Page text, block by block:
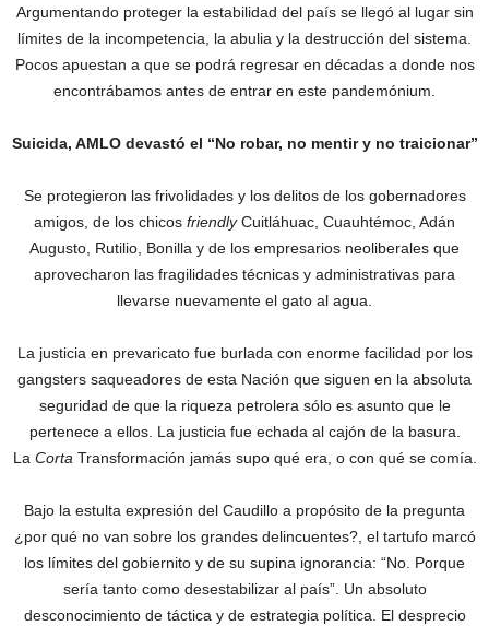
Argumentando proteger la estabilidad del país se llegó al lugar sin
límites de la incompetencia, la abulia y la destrucción del sistema.
Pocos apuestan a que se podrá regresar en décadas a donde nos
encontrábamos antes de entrar en este pandemónium.
Suicida, AMLO devastó el “No robar, no mentir y no traicionar”
Se protegieron las frivolidades y los delitos de los gobernadores
amigos, de los chicos friendlyCuitláhuac, Cuauhtémoc, Adán
Augusto, Rutilio, Bonilla y de los empresarios neoliberales que
aprovecharon las fragilidades técnicas y administrativas para
llevarse nuevamente el gato al agua.
La justicia en prevaricato fue burlada con enorme facilidad por los
gangsters saqueadores de esta Nación que siguen en la absoluta
seguridad de que la riqueza petrolera sólo es asunto que le
pertenece a ellos. La justicia fue echada al cajón de la basura.
La Corta Transformación jamás supo qué era, o con qué se comía.
Bajo la estulta expresión del Caudillo a propósito de la pregunta
¿por qué no van sobre los grandes delincuentes?, el tartufo marcó
los límites del gobiernito y de su supina ignorancia: “No. Porque
sería tanto como desestabilizar al país”. Un absoluto
desconocimiento de táctica y de estrategia política. El desprecio